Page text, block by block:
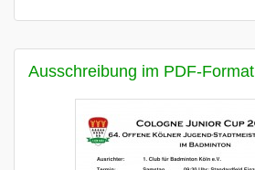
Ausschreibung im PDF-Format